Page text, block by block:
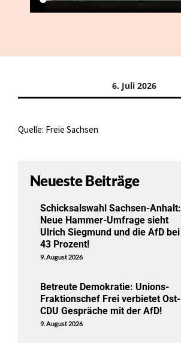
6. Juli 2026
Quelle: Freie Sachsen
Neueste Beiträge
Schicksalswahl Sachsen-Anhalt:
Neue Hammer-Umfrage sieht
Ulrich Siegmund und die AfD bei
43 Prozent!
9. August 2026
Betreute Demokratie: Unions-
Fraktionschef Frei verbietet Ost-
CDU Gespräche mit der AfD!
9. August 2026